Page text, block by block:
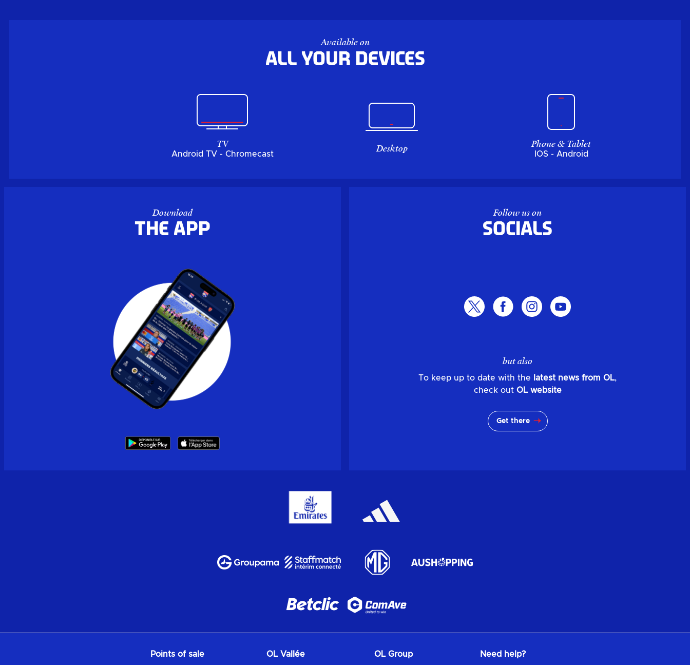
Available on
All your devices
TV
Android TV - Chromecast Desktop Phone & Tablet
IOS - Android
Download
the APP
Follow us on
Socials
but also
To keep up to date with the latest news from OL,
check out OL website
Get there
Points of sale OL Vallée OL Group Need help?